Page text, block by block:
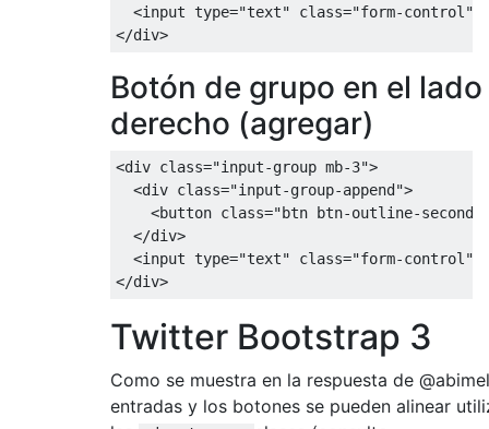
<input type="text" class="form-control"
</div>
Botón de grupo en el lado
derecho (agregar)
<div class="input-group mb-3">
<div class="input-group-append">
<button class="btn btn-outline-
</div>
<input type="text" class="form-control"
</div>
Twitter Bootstrap 3
Como se muestra en la respuesta de
entradas y los botones se pueden alinear